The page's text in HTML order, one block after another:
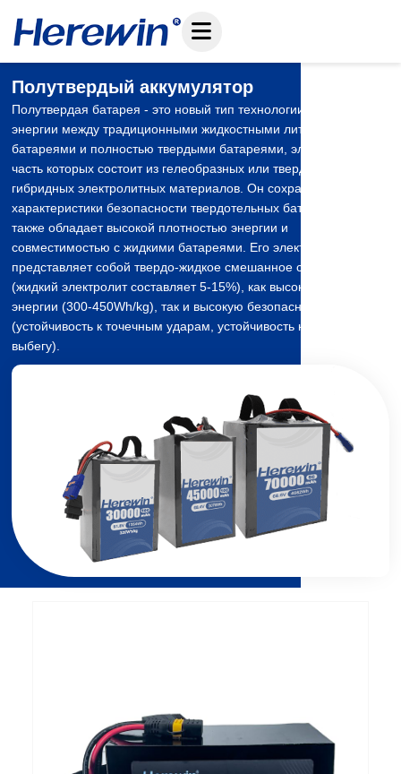
содержанию
Полутвердый аккумулятор
Полутвердая батарея - это новый тип технологии хранения
энергии между традиционными жидкостными литиевыми
батареями и полностью твердыми батареями, электролитная
часть которых состоит из гелеобразных или твердо-жидких
гибридных электролитных материалов. Он сохраняет
характеристики безопасности твердотельных батарей, но
также обладает высокой плотностью энергии и
совместимостью с жидкими батареями. Его электролит
представляет собой твердо-жидкое смешанное состояние
(жидкий электролит составляет 5-15%), как высокую плотность
энергии (300-450Wh/kg), так и высокую безопасность
(устойчивость к точечным ударам, устойчивость к тепловому
выбегу).